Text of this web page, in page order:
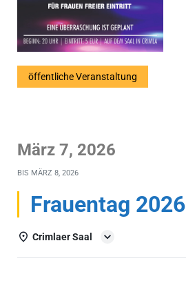
öffentliche Veranstaltung
März 7, 2026
BIS MÄRZ 8, 2026
Frauentag 2026
Crimlaer Saal